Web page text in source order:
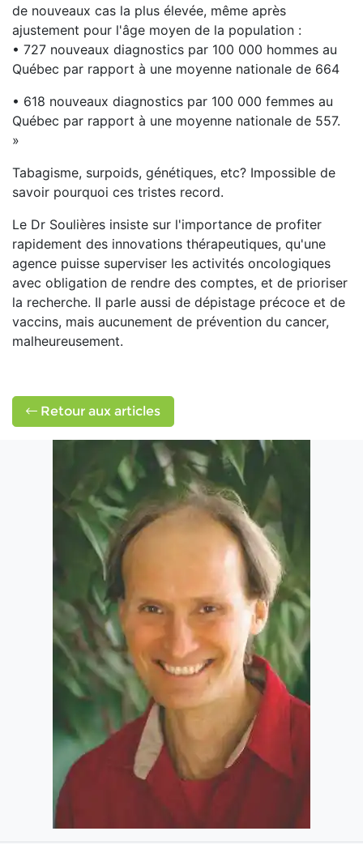
de nouveaux cas la plus élevée, même après
ajustement pour l'âge moyen de la population :
• 727 nouveaux diagnostics par 100 000 hommes au
Québec par rapport à une moyenne nationale de 664
• 618 nouveaux diagnostics par 100 000 femmes au
Québec par rapport à une moyenne nationale de 557.
»
Tabagisme, surpoids, génétiques, etc? Impossible de
savoir pourquoi ces tristes record.
Le Dr Soulières insiste sur l'importance de profiter
rapidement des innovations thérapeutiques, qu'une
agence puisse superviser les activités oncologiques
avec obligation de rendre des comptes, et de prioriser
la recherche. Il parle aussi de dépistage précoce et de
vaccins, mais aucunement de prévention du cancer,
malheureusement.
Retour aux articles